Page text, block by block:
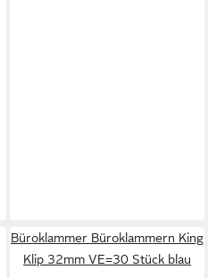
Büroklammer Büroklammern King
Klip 32mm VE=30 Stück blau